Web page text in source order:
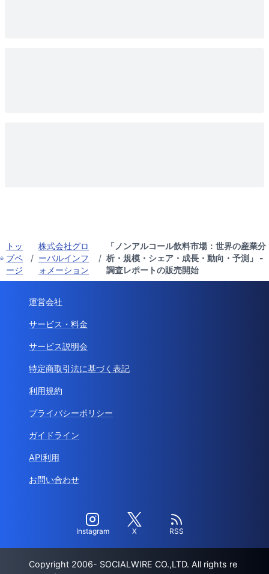
トッ
プペ
ージ
/
株式会社グロ
ーバルインフ
ォメーション
/
「ノンアルコール飲料市場：世界の産業分
析・規模・シェア・成長・動向・予測」 -
調査レポートの販売開始
運営会社
サービス・料金
サービス説明会
特定商取引法に基づく表記
利用規約
プライバシーポリシー
ガイドライン
API利用
お問い合わせ
Instagram X RSS
Copyright 2006- SOCIALWIRE CO.,LTD. All rights re